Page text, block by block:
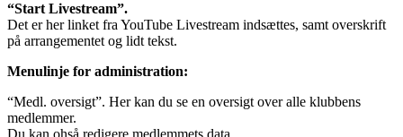
“Start Livestream”.
Det er her linket fra YouTube Livestream indsættes, samt overskrift
på arrangementet og lidt tekst.
Menulinje for administration:
“Medl. oversigt”. Her kan du se en oversigt over alle klubbens
medlemmer.
Du kan ohså redigere medlemmets data.